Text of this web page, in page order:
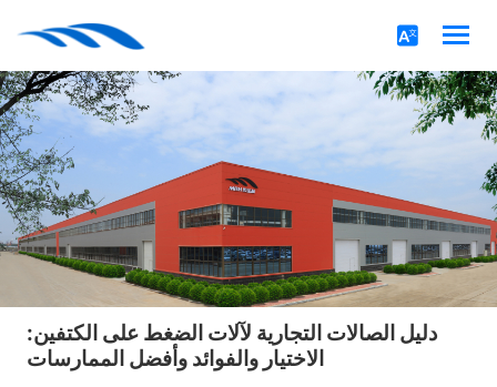
دليل الصالات التجارية لآلات الضغط على الكتفين:
الاختيار والفوائد وأفضل الممارسات